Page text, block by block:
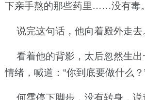
下亲手熬的那些药里……没有毒
说完这句话，他向着殿外走去
看着他的背影，太后忽然生出
情绪，喊道：“你到底要做什么？
何霑停下脚步，没有转身，说